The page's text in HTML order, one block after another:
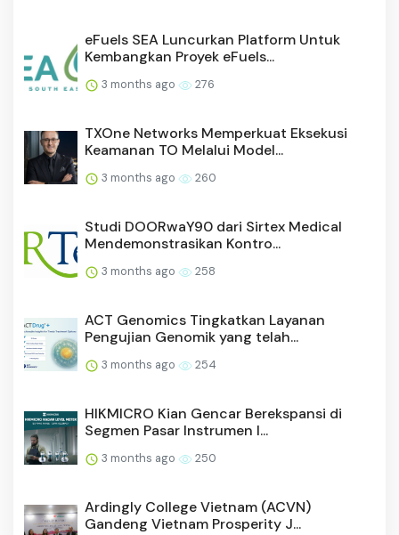
eFuels SEA Luncurkan Platform Untuk
Kembangkan Proyek eFuels...
3 months ago 276
TXOne Networks Memperkuat Eksekusi
Keamanan TO Melalui Model...
3 months ago 260
Studi DOORwaY90 dari Sirtex Medical
Mendemonstrasikan Kontro...
3 months ago 258
ACT Genomics Tingkatkan Layanan
Pengujian Genomik yang telah...
3 months ago 254
HIKMICRO Kian Gencar Berekspansi di
Segmen Pasar Instrumen I...
3 months ago 250
Ardingly College Vietnam (ACVN)
Gandeng Vietnam Prosperity J...